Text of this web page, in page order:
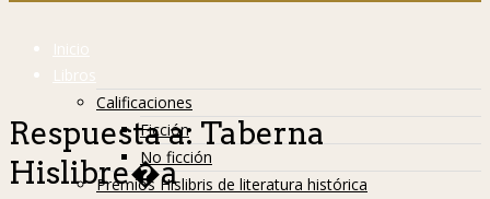
Inicio
Libros
Calificaciones
Ficción
No ficción
Premios Hislibris de literatura histórica
Respuesta a: Taberna
Hislibre�a